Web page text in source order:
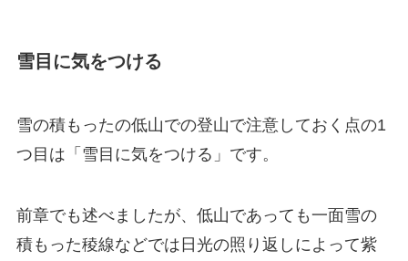
雪目に気をつける
雪の積もったの低山での登山で注意しておく点の1
つ目は「 雪目に気をつける 」です。
前章でも述べましたが、低山であっても一面雪の
積もった稜線などでは日光の照り返しによって紫